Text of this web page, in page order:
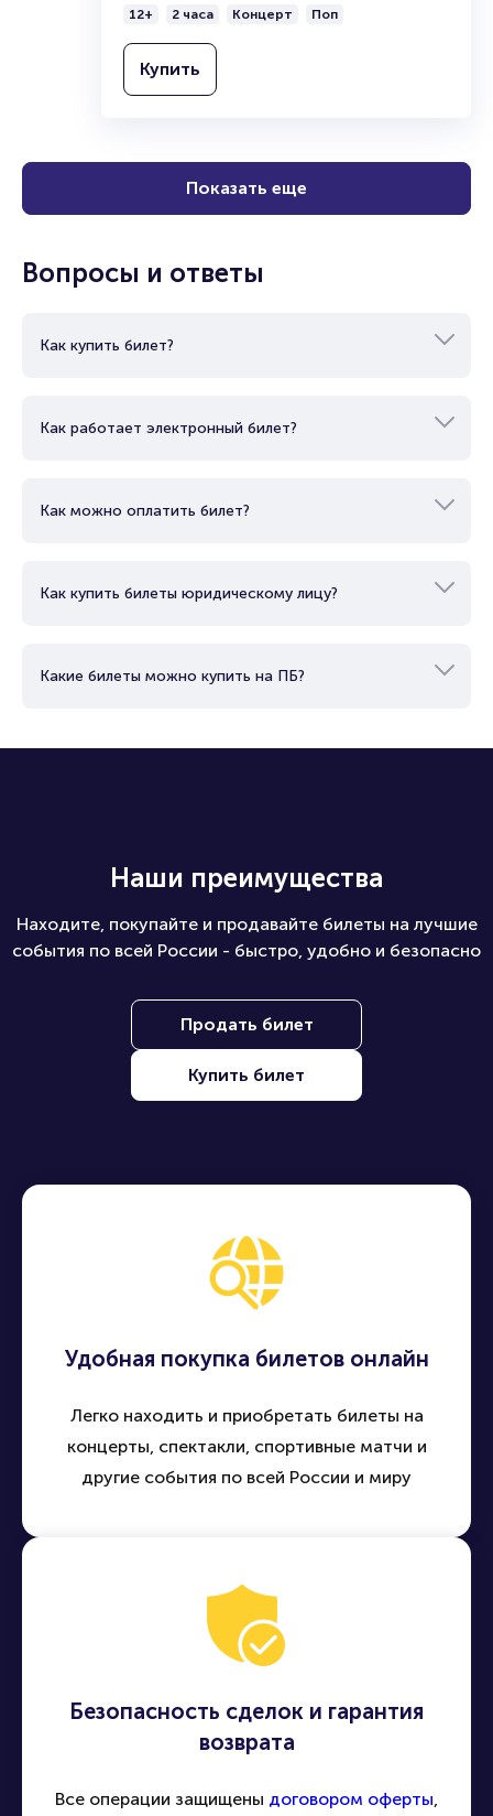
12+ 2 часа Концерт Поп
Купить
Показать еще
Вопросы и ответы
Как купить билет?
Как работает электронный билет?
Как можно оплатить билет?
Как купить билеты юридическому лицу?
Какие билеты можно купить на ПБ?
Наши преимущества
Находите, покупайте и продавайте билеты на лучшие
события по всей России - быстро, удобно и безопасно
Продать билет
Купить билет
Удобная покупка билетов онлайн
Легко находить и приобретать билеты на
концерты, спектакли, спортивные матчи и
другие события по всей России и миру
Безопасность сделок и гарантия
возврата
Все операции защищены договором оферты,